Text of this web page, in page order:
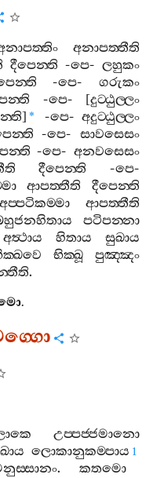
අනාපත‍්තීති
දීපෙන‍්ති -පෙ-ලහුකං
-පෙ-ගරුකං
-පෙ- [දුට‍්ඨුල‍්ලං
] * -පෙ-අදුට‍්ඨුල‍්ලං
-පෙ-සාවසෙසං
-පෙ-අනවසෙසං
දීපෙන‍්ති -පෙ-
ආපත‍්තීති
දීපෙන‍්ති
අප‍්පටිකම‍්මා
ආපත‍්තීති
පටිපන‍්නා
අත්‍ථාය හිතාය
සුඛාය
භික‍්ඛූ
පුඤ‍්ඤං
.
.
උප‍්පජ‍්ජමානො
ලොකානුකම‍්පාය 1
. කතමො